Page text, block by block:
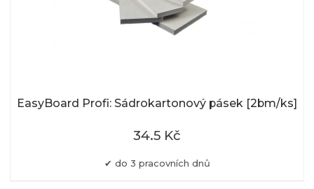
EasyBoard Profi: Sádrokartonový pásek [2bm/ks]
do 3 pracovních dnů
34.5 Kč